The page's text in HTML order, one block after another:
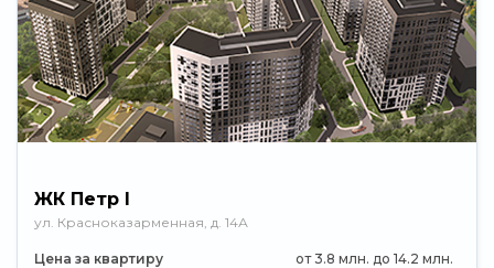
ЖК Петр I
ул. Красноказарменная, д. 14А
Цена за квартиру
от 3.8 млн. до 14.2 млн.